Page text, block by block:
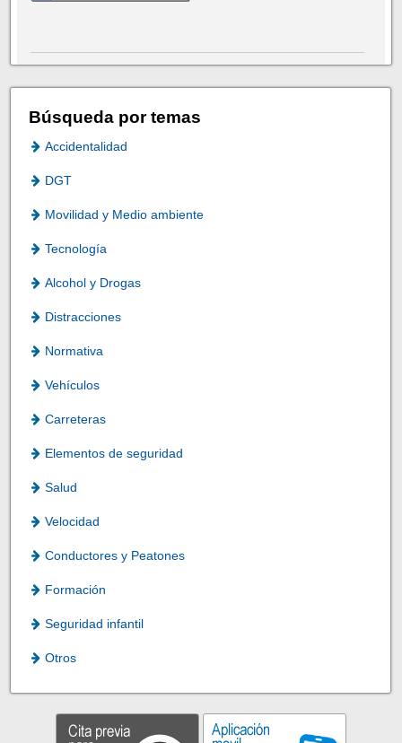
Búsqueda por temas
Accidentalidad
DGT
Movilidad y Medio ambiente
Tecnología
Alcohol y Drogas
Distracciones
Normativa
Vehículos
Carreteras
Elementos de seguridad
Salud
Velocidad
Conductores y Peatones
Formación
Seguridad infantil
Otros